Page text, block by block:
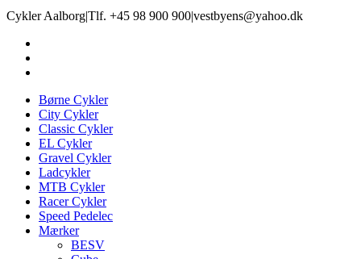
Cykler Aalborg|Tlf. +45 98 900 900|vestbyens@yahoo.dk
Børne Cykler
City Cykler
Classic Cykler
EL Cykler
Gravel Cykler
Ladcykler
MTB Cykler
Racer Cykler
Speed Pedelec
Mærker
BESV